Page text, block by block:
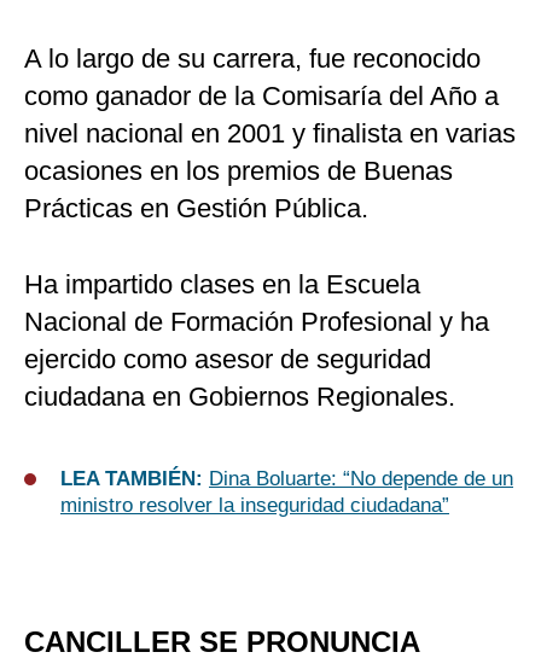
A lo largo de su carrera, fue reconocido
como ganador de la Comisaría del Año a
nivel nacional en 2001 y finalista en varias
ocasiones en los premios de Buenas
Prácticas en Gestión Pública.
Ha impartido clases en la Escuela
Nacional de Formación Profesional y ha
ejercido como asesor de seguridad
ciudadana en Gobiernos Regionales.
LEA TAMBIÉN: Dina Boluarte: “No depende de un
ministro resolver la inseguridad ciudadana”
CANCILLER SE PRONUNCIA